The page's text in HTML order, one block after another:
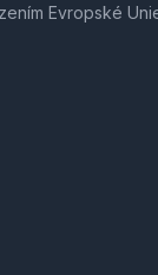
Evropské